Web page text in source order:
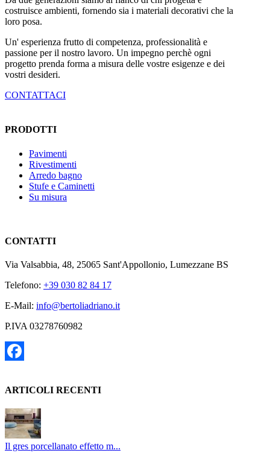
costruisce ambienti, fornendo sia i materiali decorativi che la
loro posa.
Un' esperienza frutto di competenza, professionalità e
passione per il nostro lavoro. Un impegno perchè ogni
progetto prenda forma a misura delle vostre esigenze e dei
vostri desideri.
CONTATTACI
PRODOTTI
Pavimenti
Rivestimenti
Arredo bagno
Stufe e Caminetti
Su misura
CONTATTI
Via Valsabbia, 48, 25065 Sant'Appollonio, Lumezzane BS
Telefono: +39 030 82 84 17
E-Mail: info@bertoliadriano.it
P.IVA 03278760982
ARTICOLI RECENTI
Il gres porcellanato effetto m...